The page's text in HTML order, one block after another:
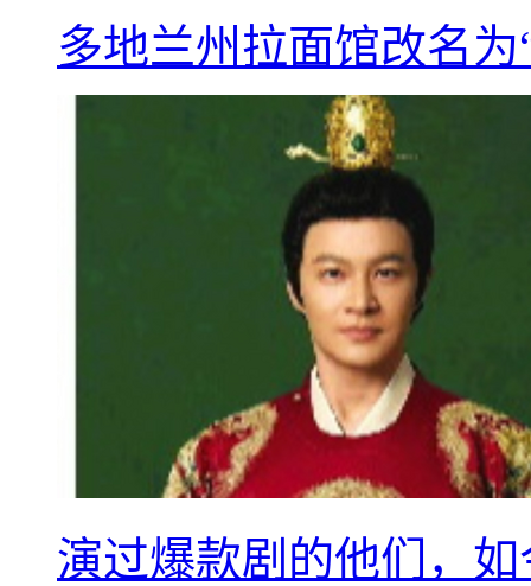
多地兰州拉面馆改名
演过爆款剧的他们，